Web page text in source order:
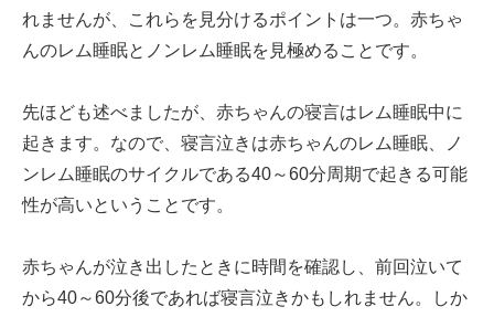
れませんが、これらを見分けるポイントは一つ。赤ちゃ
んのレム睡眠とノンレム睡眠を見極めることです。
先ほども述べましたが、赤ちゃんの寝言はレム睡眠中に
起きます。なので、寝言泣きは赤ちゃんのレム睡眠、ノ
ンレム睡眠のサイクルである40～60分周期で起きる可能
性が高いということです。
赤ちゃんが泣き出したときに時間を確認し、前回泣いて
から40～60分後であれば寝言泣きかもしれません。しか